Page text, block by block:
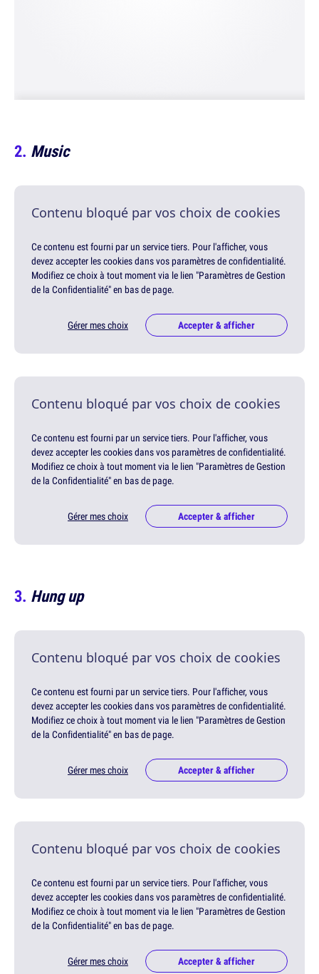
Music
Contenu bloqué par vos choix de cookies
Ce contenu est fourni par un service tiers. Pour l'afficher, vous
devez accepter les cookies dans vos paramètres de confidentialité.
Modifiez ce choix à tout moment via le lien "Paramètres de Gestion
de la Confidentialité" en bas de page.
Gérer mes choix Accepter & afficher
Contenu bloqué par vos choix de cookies
Ce contenu est fourni par un service tiers. Pour l'afficher, vous
devez accepter les cookies dans vos paramètres de confidentialité.
Modifiez ce choix à tout moment via le lien "Paramètres de Gestion
de la Confidentialité" en bas de page.
Gérer mes choix Accepter & afficher
Hung up
Contenu bloqué par vos choix de cookies
Ce contenu est fourni par un service tiers. Pour l'afficher, vous
devez accepter les cookies dans vos paramètres de confidentialité.
Modifiez ce choix à tout moment via le lien "Paramètres de Gestion
de la Confidentialité" en bas de page.
Gérer mes choix Accepter & afficher
Contenu bloqué par vos choix de cookies
Ce contenu est fourni par un service tiers. Pour l'afficher, vous
devez accepter les cookies dans vos paramètres de confidentialité.
Modifiez ce choix à tout moment via le lien "Paramètres de Gestion
de la Confidentialité" en bas de page.
Gérer mes choix Accepter & afficher